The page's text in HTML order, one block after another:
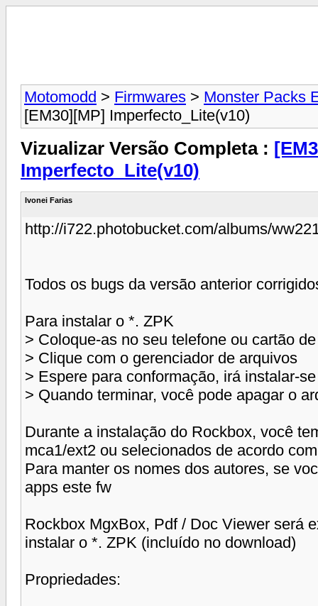
Motomodd > Firmwares > Monster Packs
[EM30][MP] Imperfecto_Lite(v10)
Vizualizar Versão Completa :
Imperfecto_Lite(v10)
Ivonei Farias
http://i722.photobucket.com/albums/
Todos os bugs da versão anterior
Para instalar o *. ZPK
> Coloque-as no seu telefone ou cartão
> Clique com o gerenciador de arquivos
> Espere para conformação, irá instalar-se
> Quando terminar, você pode apagar o
Durante a instalação do Rockbox, você
mca1/ext2 ou selecionados de acordo
Para manter os nomes dos autores, se
apps este fw
Rockbox MgxBox, Pdf / Doc Viewer será
instalar o *. ZPK (incluído no download)
Propriedades: